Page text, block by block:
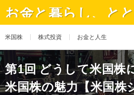
お金と暮らし、と
米国株 株式投資 お金と人生
第1回 どうして米国株
米国株の魅力【米国株